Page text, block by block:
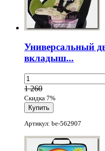
Универсальный
вкладыш...
1 260
Скидка 7%
Артикул: be-562907